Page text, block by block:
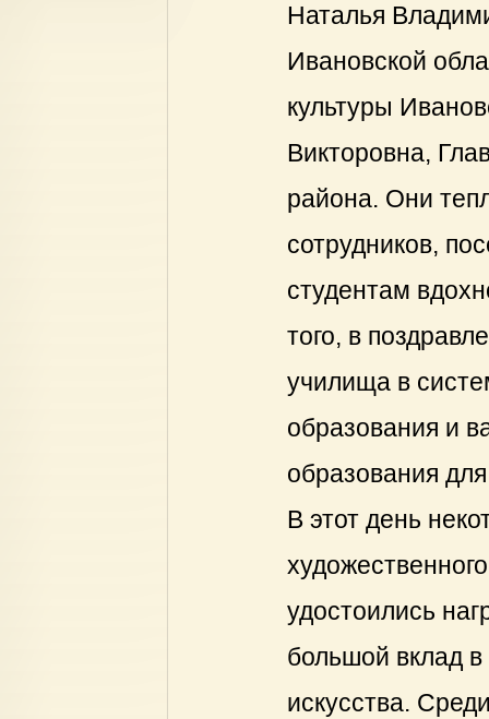
Наталья
Ивановской
культуры
Викторовна,
района. Они
сотрудников,
студентам
того, в
училища в
образования и
образования
В этот день
удостоились
большой вклад в
искусства.